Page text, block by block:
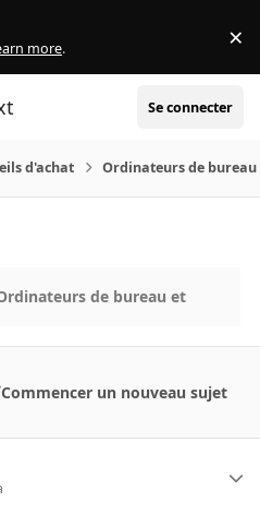
more. ×
Se connecter
d'achat Ordinateurs de bureau
de bureau et
Commencer un nouveau sujet